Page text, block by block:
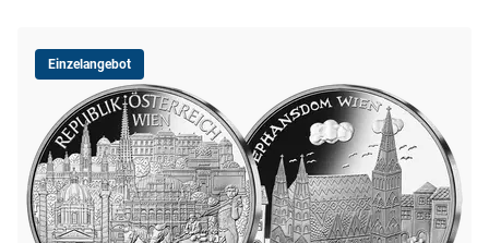
Einzelangebot